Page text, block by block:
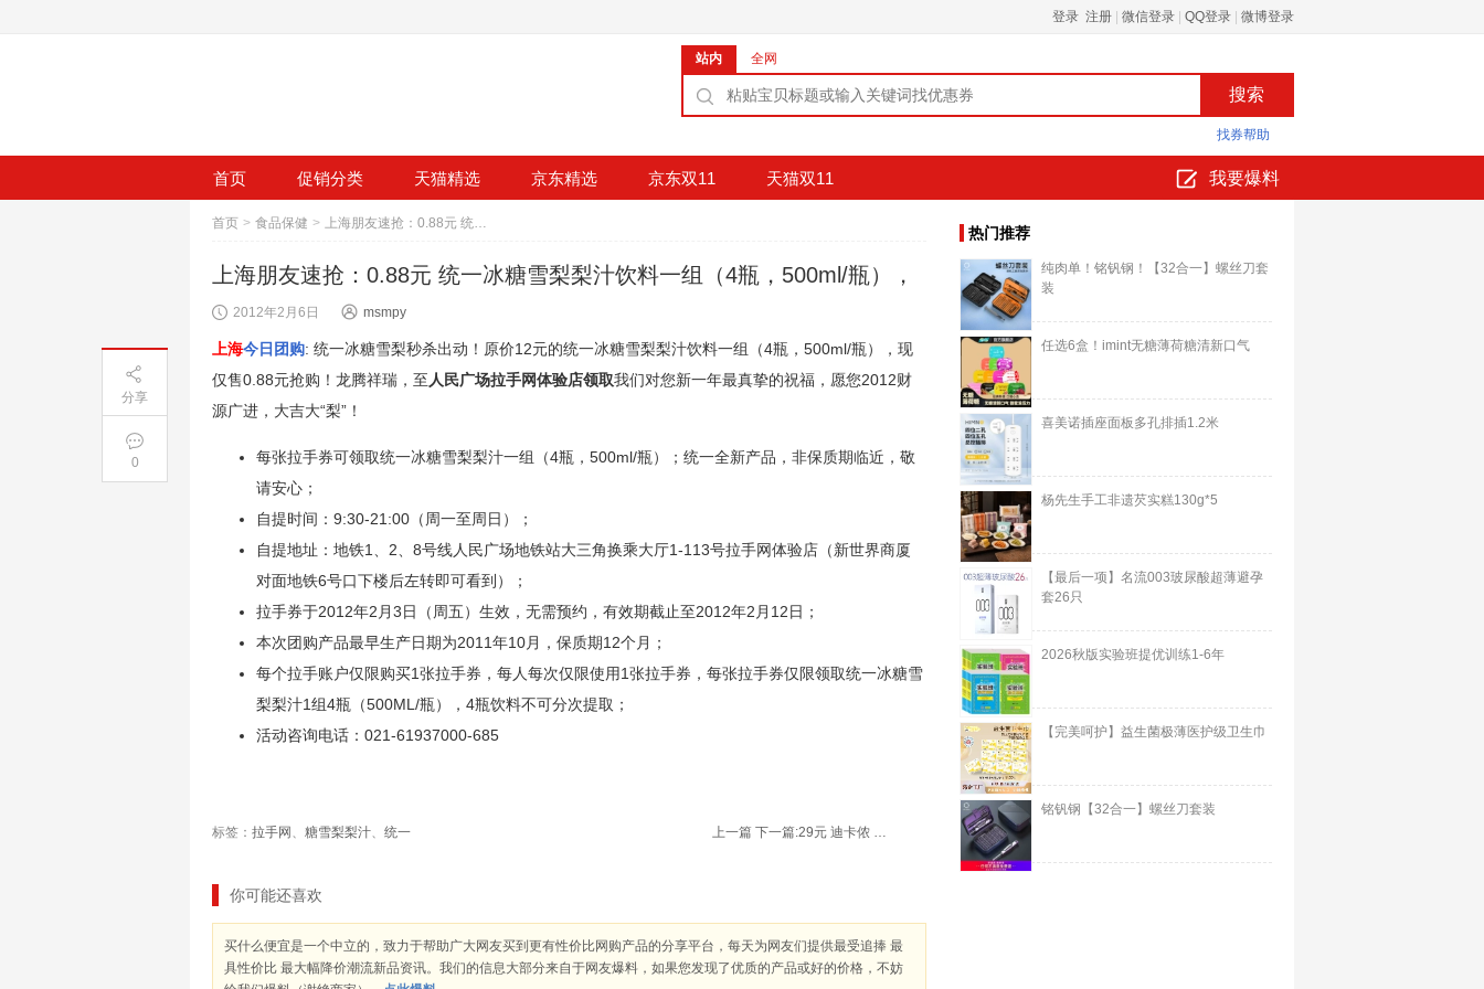
登录 注册 微信登录 QQ登录 微博登录
站内 全网
找券帮助
首页 促销分类 天猫精选 京东精选 京东双11 天猫双11 我要爆料
首页 > 食品保健 > 上海朋友速抢：0.88元 统一冰糖雪梨梨汁饮料一组（4瓶，500ml/瓶），
上海朋友速抢：0.88元 统一冰糖雪梨梨汁饮料一组（4瓶，500ml/瓶），
2012年2月6日 msmpy
上海今日团购: 统一冰糖雪梨秒杀出动！原价12元的统一冰糖雪梨梨汁饮料一组（4瓶，500ml/瓶），现
仅售0.88元抢购！龙腾祥瑞，至 人民广场拉手网体验店领取我们对您新一年最真挚的祝福，愿您2012财
源广进，大吉大“梨”！
每张拉手券可领取统一冰糖雪梨梨汁一组（4瓶，500ml/瓶）；统一全新产品，非保质期临近，敬
请安心；
自提时间：9:30-21:00（周一至周日）；
自提地址：地铁1、2、8号线人民广场地铁站大三角换乘大厅1-113号拉手网体验店（新世界商厦
对面地铁6号口下楼后左转即可看到）；
拉手券于2012年2月3日（周五）生效，无需预约，有效期截止至2012年2月12日；
本次团购产品最早生产日期为2011年10月，保质期12个月；
每个拉手账户仅限购买1张拉手券，每人每次仅限使用1张拉手券，每张拉手券仅限领取统一冰糖雪
梨梨汁1组4瓶（500ML/瓶），4瓶饮料不可分次提取；
活动咨询电话：021-61937000-685
标签： 拉手网 、 糖雪梨梨汁、 统一 上一篇 下一篇: 29元 迪卡侬 滑雪运动 女式保暖内衣 WED’ZE SIMPLE WARM
你可能还喜欢
买什么便宜是一个中立的，致力于帮助广大网友买到更有性价比网购产品的分享平台，每天为网友们提供最受追捧 最
具性价比 最大幅降价潮流新品资讯。我们的信息大部分来自于网友爆料，如果您发现了优质的产品或好的价格，不妨
热门推荐
纯肉单！铭钒钢！【32合一】螺丝刀套
装
任选6盒！imint无糖薄荷糖清新口气
喜美诺插座面板多孔排插1.2米
杨先生手工非遗芡实糕130g*5
【最后一项】名流003玻尿酸超薄避孕
套26只
2026秋版实验班提优训练1-6年
【完美呵护】益生菌极薄医护级卫生巾
铭钒钢【32合一】螺丝刀套装
分享
0